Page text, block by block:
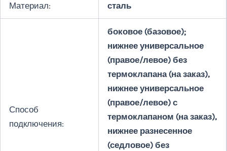
Материал: сталь
Способ
подключения:
боковое (базовое);
нижнее универсальное
(правое/левое) без
термоклапана (на заказ),
нижнее универсальное
(правое/левое) с
термоклапаном (на заказ),
нижнее разнесенное
(седловое) без